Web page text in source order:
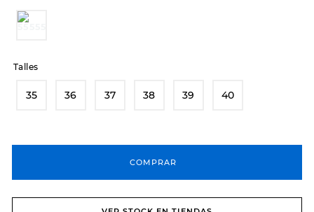
Talles
35 36 37 38 39 40
COMPRAR